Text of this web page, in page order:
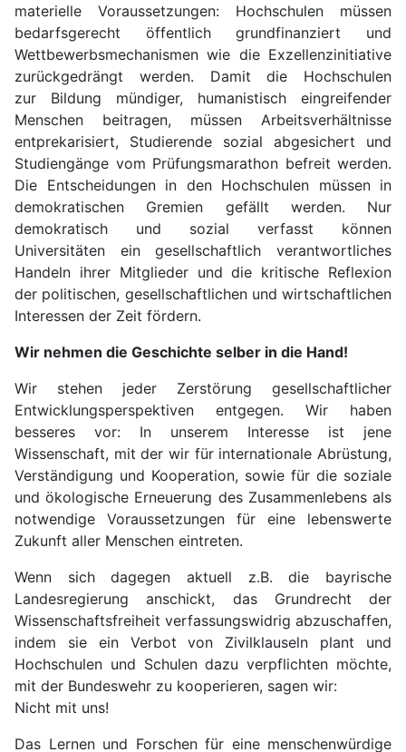
materielle Voraussetzungen: Hochschulen müssen
bedarfsgerecht öffentlich grundfinanziert und
Wettbewerbsmechanismen wie die Exzellenzinitiative
zurückgedrängt werden. Damit die Hochschulen
zur Bildung mündiger, humanistisch eingreifender
Menschen beitragen, müssen Arbeitsverhältnisse
entprekarisiert, Studierende sozial abgesichert und
Studiengänge vom Prüfungsmarathon befreit werden.
Die Entscheidungen in den Hochschulen müssen in
demokratischen Gremien gefällt werden. Nur
demokratisch und sozial verfasst können
Universitäten ein gesellschaftlich verantwortliches
Handeln ihrer Mitglieder und die kritische Reflexion
der politischen, gesellschaftlichen und wirtschaftlichen
Interessen der Zeit fördern.
Wir nehmen die Geschichte selber in die Hand!
Wir stehen jeder Zerstörung gesellschaftlicher
Entwicklungsperspektiven entgegen. Wir haben
besseres vor: In unserem Interesse ist jene
Wissenschaft, mit der wir für internationale Abrüstung,
Verständigung und Kooperation, sowie für die soziale
und ökologische Erneuerung des Zusammenlebens als
notwendige Voraussetzungen für eine lebenswerte
Zukunft aller Menschen eintreten.
Wenn sich dagegen aktuell z.B. die bayrische
Landesregierung anschickt, das Grundrecht der
Wissenschaftsfreiheit verfassungswidrig abzuschaffen,
indem sie ein Verbot von Zivilklauseln plant und
Hochschulen und Schulen dazu verpflichten möchte,
mit der Bundeswehr zu kooperieren, sagen wir:
Nicht mit uns!
Das Lernen und Forschen für eine menschenwürdige